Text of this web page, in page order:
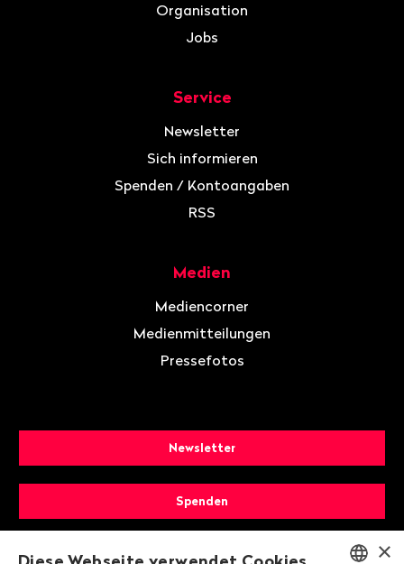
Organisation
Jobs
Service
Newsletter
Sich informieren
Spenden / Kontoangaben
RSS
Medien
Mediencorner
Medienmitteilungen
Pressefotos
Newsletter
Spenden
Mitglied werden ×